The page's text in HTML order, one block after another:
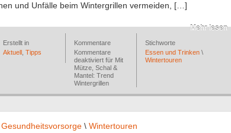
und Unfälle beim Wintergrillen vermeiden, […]
Erstellt in
Aktuell Tipps
Kommentare
Kommentare
deaktiviert für Mit
Mütze, Schal &
Mantel: Trend
Wintergrillen
Stichworte
Essen und Trinken \
Wintertouren
Mehr lesen
Gesundheitsvorsorge \ Wintertouren